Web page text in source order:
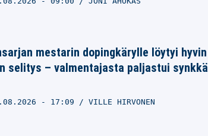
mestarin dopingkärylle löytyi hyvin
selitys – valmentajasta paljastui synkkä
- 17:09 VILLE HIRVONEN